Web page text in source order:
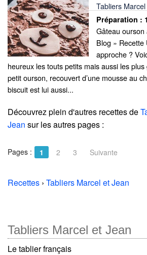
Tabliers
Préparation :
Gâteau ourson
Blog » Recette
approche ?
heureux les touts petits mais aussi les
petit ourson, recouvert d’une mousse au
biscuit est lui aussi...
Découvrez plein d'autres recettes de
Jean sur les autres pages :
Pages : 1 2 3 Suivante
Recettes › Tabliers Marcel et Jean
Tabliers Marcel et Jean
Le tablier français